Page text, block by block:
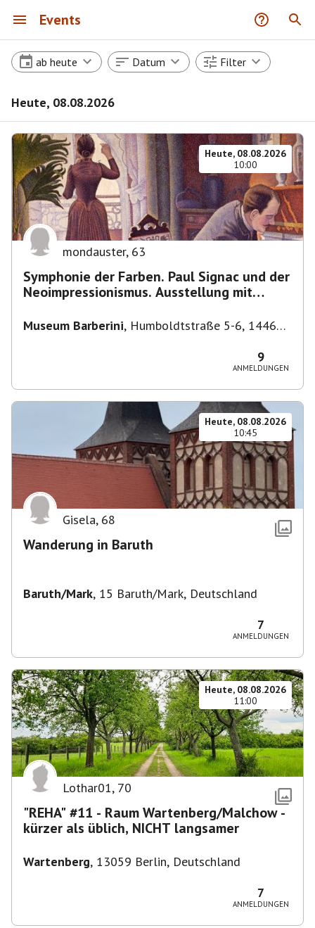
Events
ab heute Datum Filter
Heute, 08.08.2026
Heute, 08.08.2026
10:00
mondauster, 63
Symphonie der Farben. Paul Signac und der
Neoimpressionismus. Ausstellung mit
Museum Barberini, Humboldtstraße 5-6, 14467
9
ANMELDUNGEN
Heute, 08.08.2026
10:45
Gisela, 68
Wanderung in Baruth
Baruth/Mark, 15 Baruth/Mark, Deutschland
7
ANMELDUNGEN
Heute, 08.08.2026
11:00
Lothar01, 70
"REHA" #11 - Raum Wartenberg/Malchow -
kürzer als üblich, NICHT langsamer
Wartenberg, 13059 Berlin, Deutschland
7
ANMELDUNGEN